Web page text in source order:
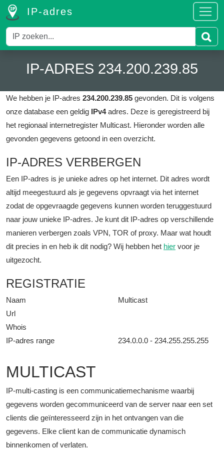
IP-adres
IP-ADRES 234.200.239.85
We hebben je IP-adres 234.200.239.85 gevonden. Dit is volgens
onze database een geldig IPv4adres. Deze is geregistreerd bij
het regionaal internetregister Multicast. Hieronder worden alle
gevonden gegevens getoond in een overzicht.
IP-ADRES VERBERGEN
Een IP-adres is je unieke adres op het internet. Dit adres wordt
altijd meegestuurd als je gegevens opvraagt via het internet
zodat de opgevraagde gegevens kunnen worden teruggestuurd
naar jouw unieke IP-adres. Je kunt dit IP-adres op verschillende
manieren verbergen zoals VPN, TOR of proxy. Maar wat houdt
dit precies in en heb ik dit nodig? Wij hebben het hier voor je
uitgezocht.
REGISTRATIE
Naam
Multicast
Url
Whois
IP-adres range
234.0.0.0 - 234.255.255.255
MULTICAST
IP-multi-casting is een communicatiemechanisme waarbij
gegevens worden gecommuniceerd van de server naar een set
clients die geïnteresseerd zijn in het ontvangen van die
gegevens. Elke client kan de communicatie dynamisch
binnenkomen of verlaten.